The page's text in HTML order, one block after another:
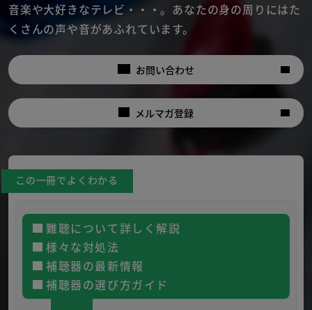
音楽や大好きなテレビ・・・。 あなたの身の周りにはた
くさんの声や音があふれています。
お問い合わせ
メルマガ登録
この一冊でよくわかる
難聴について詳しく解説
様々な対処法
補聴器の最新情報
補聴器の選び方ガイド